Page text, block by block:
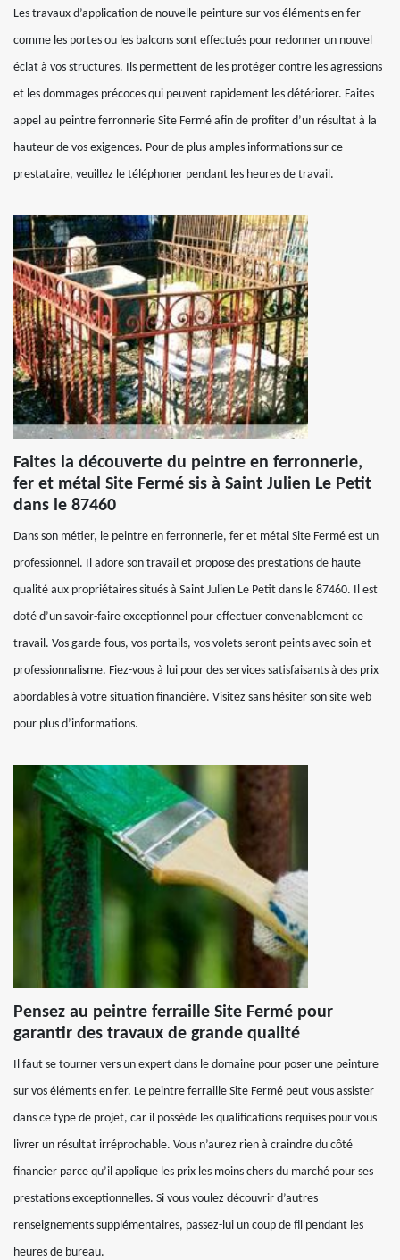
Les travaux d’application de nouvelle peinture sur vos éléments en fer
comme les portes ou les balcons sont effectués pour redonner un nouvel
éclat à vos structures. Ils permettent de les protéger contre les agressions
et les dommages précoces qui peuvent rapidement les détériorer. Faites
appel au peintre ferronnerie Site Fermé afin de profiter d’un résultat à la
hauteur de vos exigences. Pour de plus amples informations sur ce
prestataire, veuillez le téléphoner pendant les heures de travail.
Faites la découverte du peintre en ferronnerie,
fer et métal Site Fermé sis à Saint Julien Le Petit
dans le 87460
Dans son métier, le peintre en ferronnerie, fer et métal Site Fermé est un
professionnel. Il adore son travail et propose des prestations de haute
qualité aux propriétaires situés à Saint Julien Le Petit dans le 87460. Il est
doté d’un savoir-faire exceptionnel pour effectuer convenablement ce
travail. Vos garde-fous, vos portails, vos volets seront peints avec soin et
professionnalisme. Fiez-vous à lui pour des services satisfaisants à des prix
abordables à votre situation financière. Visitez sans hésiter son site web
pour plus d’informations.
Pensez au peintre ferraille Site Fermé pour
garantir des travaux de grande qualité
Il faut se tourner vers un expert dans le domaine pour poser une peinture
sur vos éléments en fer. Le peintre ferraille Site Fermé peut vous assister
dans ce type de projet, car il possède les qualifications requises pour vous
livrer un résultat irréprochable. Vous n’aurez rien à craindre du côté
financier parce qu’il applique les prix les moins chers du marché pour ses
prestations exceptionnelles. Si vous voulez découvrir d’autres
renseignements supplémentaires, passez-lui un coup de fil pendant les
heures de bureau.